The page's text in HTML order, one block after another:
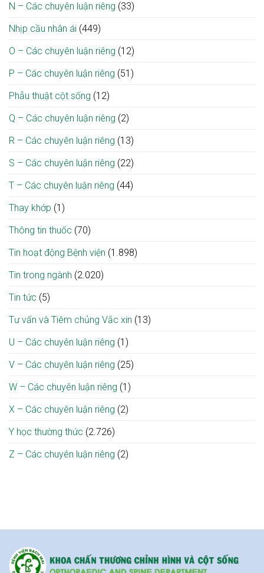
N – Các chuyên luận riêng (33)
Nhịp cầu nhân ái (449)
O – Các chuyên luận riêng (12)
P – Các chuyên luận riêng (51)
Phẫu thuật cột sống (12)
Q – Các chuyên luận riêng (2)
R – Các chuyên luận riêng (13)
S – Các chuyên luận riêng (22)
T – Các chuyên luận riêng (44)
Thay khớp (1)
Thông tin thuốc (70)
Tin hoạt động Bệnh viện (1.898)
Tin trong ngành (2.020)
Tin tức (5)
Tư vấn và Tiêm chủng Vắc xin (13)
U – Các chuyên luận riêng (1)
V – Các chuyên luận riêng (25)
W – Các chuyên luận riêng (1)
X – Các chuyên luận riêng (2)
Y học thường thức (2.726)
Z – Các chuyên luận riêng (2)